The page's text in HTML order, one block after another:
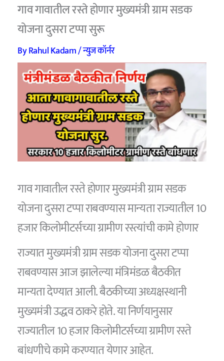
गाव गावातील रस्ते होणार मुख्यमंत्री ग्राम सडक
योजना दुसरा टप्पा सुरू
ByRahul Kadam/न्युज कॉर्नर
गाव गावातील रस्ते होणार मुख्यमंत्री ग्राम सडक
योजना दुसरा टप्पा राबवण्यास मान्यता राज्यातील 10
हजार किलोमीटर्सच्या ग्रामीण रस्त्यांची कामे होणार
राज्यात मुख्यमंत्री ग्राम सडक योजना दुसरा टप्पा
राबवण्यास आज झालेल्या मंत्रिमंडळ बैठकीत
मान्यता देण्यात आली. बैठकीच्या अध्यक्षस्थानी
मुख्यमंत्री उद्धव ठाकरे होते. या निर्णयानुसार
राज्यातील 10 हजार किलोमीटर्सच्या ग्रामीण रस्ते
बांधणीचे कामे करण्यात येणार आहेत.